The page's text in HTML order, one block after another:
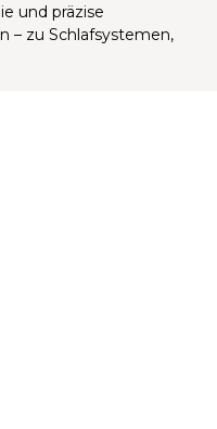
und präzise
– zu Schlafsystemen,